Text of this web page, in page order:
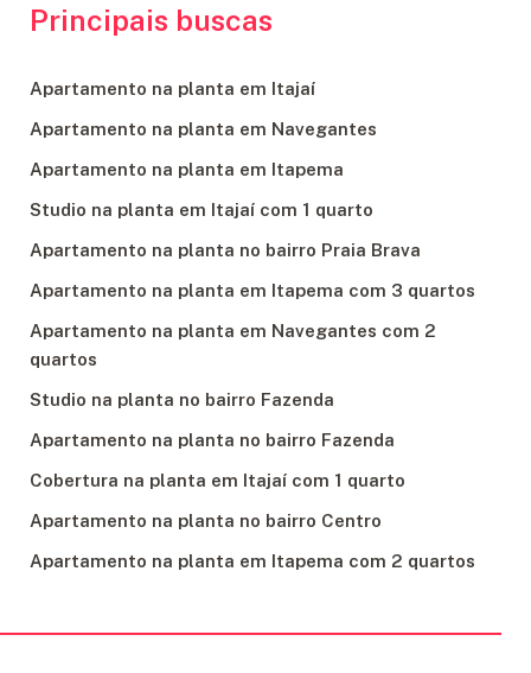
Principais buscas
Apartamento na planta em Itajaí
Apartamento na planta em Navegantes
Apartamento na planta em Itapema
Studio na planta em Itajaí com 1 quarto
Apartamento na planta no bairro Praia Brava
Apartamento na planta em Itapema com 3 quartos
Apartamento na planta em Navegantes com 2
quartos
Studio na planta no bairro Fazenda
Apartamento na planta no bairro Fazenda
Cobertura na planta em Itajaí com 1 quarto
Apartamento na planta no bairro Centro
Apartamento na planta em Itapema com 2 quartos